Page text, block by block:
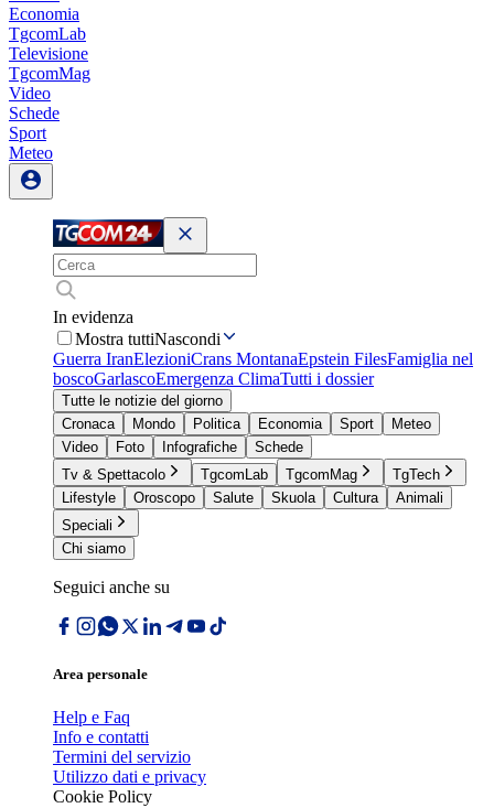
Economia
TgcomLab
Televisione
TgcomMag
Video
Schede
Sport
Meteo
In evidenza
Mostra tuttiNascondi
Guerra IranElezioniCrans MontanaEpstein FilesFamiglia nel
boscoGarlascoEmergenza ClimaTutti i dossier
Tutte le notizie del giorno
Cronaca
Mondo Politica Economia Sport
Meteo
Video
Foto Infografiche
Schede
Tv & Spettacolo
TgcomLab TgcomMag
TgTech
Lifestyle
Oroscopo Salute Skuola Cultura
Animali
Speciali
Chi siamo
Seguici anche su
Area personale
Help e Faq
Info e contatti
Termini del servizio
Utilizzo dati e privacy
Cookie Policy